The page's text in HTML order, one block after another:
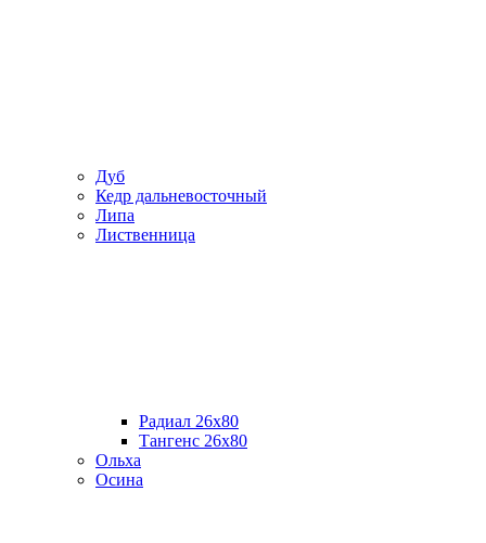
Дуб
Кедр дальневосточный
Липа
Лиственница
Радиал 26х80
Тангенс 26х80
Ольха
Осина